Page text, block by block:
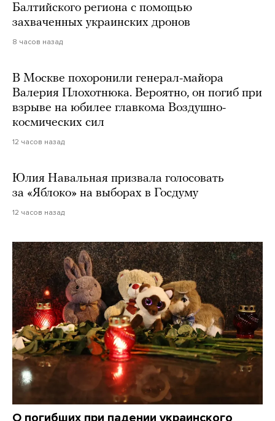
Балтийского региона с помощью
захваченных украинских дронов
8 часов назад
В Москве похоронили генерал-майора
Валерия Плохотнюка. Вероятно, он погиб при
взрыве на юбилее главкома Воздушно-
космических сил
12 часов назад
Юлия Навальная призвала голосовать
за «Яблоко» на выборах в Госдуму
12 часов назад
О погибших при падении украинского